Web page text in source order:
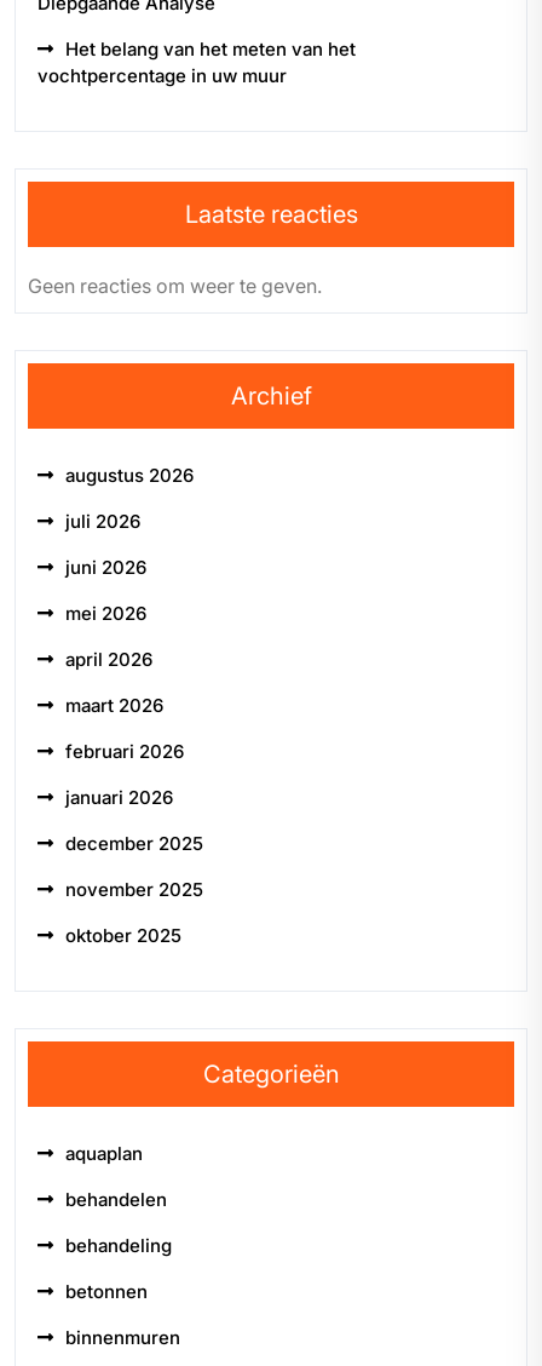
Het belang van het meten van het
vochtpercentage in uw muur
Laatste reacties
Geen reacties om weer te geven.
Archief
augustus 2026
juli 2026
juni 2026
mei 2026
april 2026
maart 2026
februari 2026
januari 2026
december 2025
november 2025
oktober 2025
Categorieën
aquaplan
behandelen
behandeling
betonnen
binnenmuren